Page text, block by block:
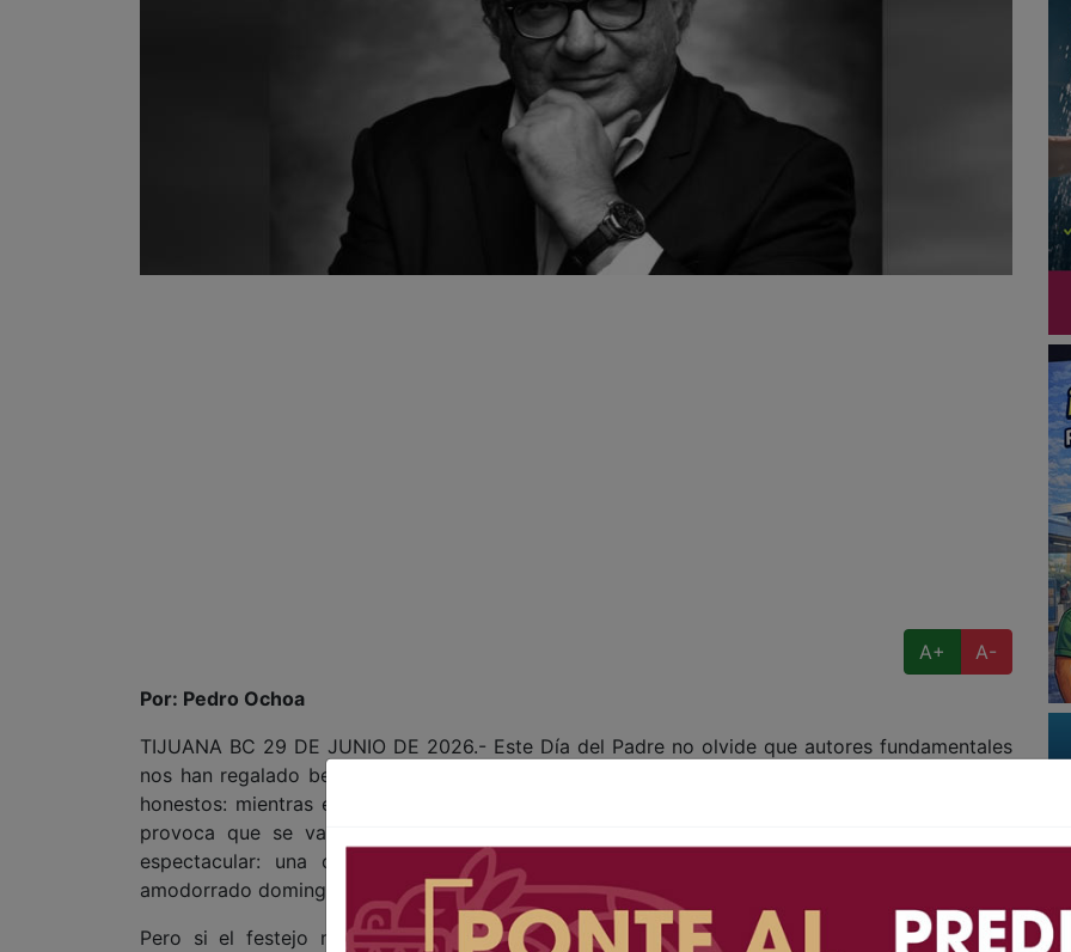
A+
A-
Por: Pedro Ochoa
TIJUANA BC 29 DE JUNIO DE 2026.- Este Día del Padre no olvide que autores fundamentales
nos han regalado bellos relatos —complejos y memorables— sobre la figura paterna. Seamos
honestos: mientras en nuestro país el Día de la Madre satura restaurantes, suspende clases y
provoca que se vacíen las tiendas de regalos, el Día del Padre tiene un destino menos
espectacular: una carne asada familiar, con pocos amigos, más bien, para derrotar al
amodorrado domingo.
Pero si el festejo materno suele ser de flores, de música y sobremesas multitudinarias e